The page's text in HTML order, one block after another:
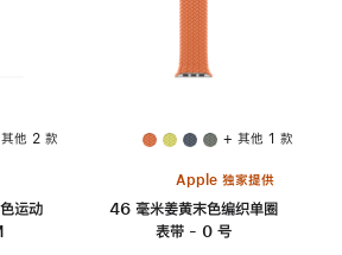
他 2 款
运动
+ 其他 1 款
Apple 独家提供
46 毫米姜黄末色编织单圈
表带 - 0 号